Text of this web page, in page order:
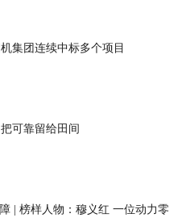
集团连续中标多个项目
可靠留给田间
样人物：穆义红 一位动力零